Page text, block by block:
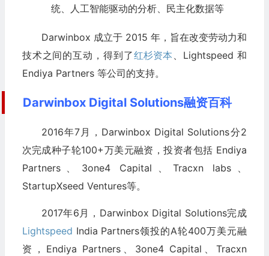
统、人工智能驱动的分析、民主化数据等
Darwinbox 成立于 2015 年，旨在改变劳动力和
技术之间的互动，得到了红杉资本 、Lightspeed 和
Endiya Partners 等公司的支持。
Darwinbox Digital Solutions融资百科
2016年7月，Darwinbox Digital Solutions分2
次完成种子轮100+万美元融资，投资者包括 Endiya
Partners、3one4 Capital、Tracxn labs、
StartupXseed Ventures等。
2017年6月，Darwinbox Digital Solutions完成
Lightspeed India Partners领投的A轮400万美元融
资，Endiya Partners、3one4 Capital、Tracxn